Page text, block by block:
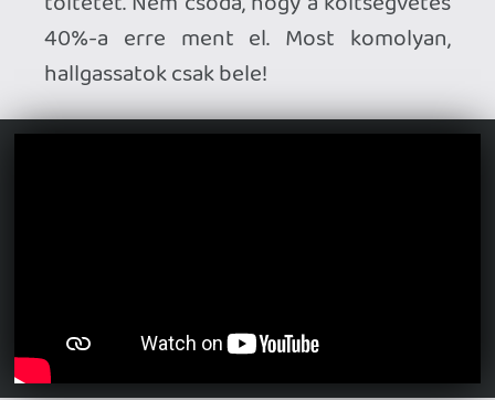
csapat ambícióinak nem tudott gátat
szabni a mérete sem, ezért a program
egésze játszható VR-ban.
konzolon sajnos csak a DLC 6 küldetése.)
Végül a korábbiaknál némileg
spoilermentesen, át kell hozzá élni a
gyönyörűen szimbolikus utolsó párbajt.